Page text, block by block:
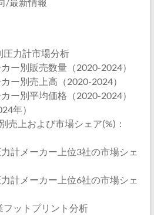
圧力計市場分析
ー別販売数量（2020-2024）
ー別売上高（2020-2024）
ー別平均価格（2020-2024）
年）
売上および市場シェア(%)：
計メーカー上位3社の市場シェ
計メーカー上位6社の市場シェ
フットプリント分析